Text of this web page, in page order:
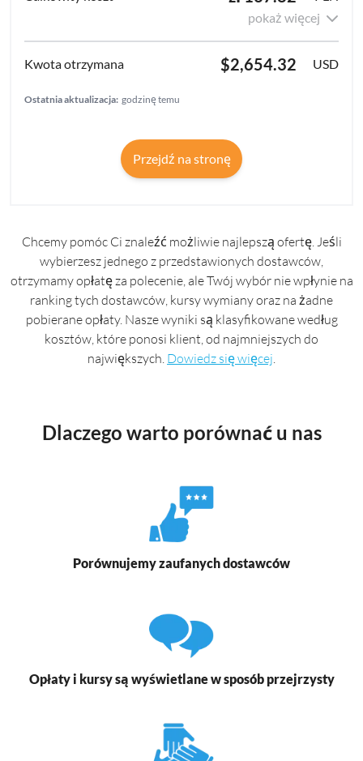
pokaż więcej
$2,654.32 USD
Ostatnia aktualizacja: godzinę temu
Przejdź na stronę
Chcemy pomóc Ci znaleźć możliwie najlepszą ofertę. Jeśli
wybierzesz jednego z przedstawionych dostawców,
otrzymamy opłatę za polecenie, ale Twój wybór nie wpłynie na
ranking tych dostawców, kursy wymiany oraz na żadne
pobierane opłaty. Nasze wyniki są klasyfikowane według
kosztów, które ponosi klient, od najmniejszych do
największych. Dowiedz się więcej.
Dlaczego warto porównać u nas
Porównujemy zaufanych dostawców
Opłaty i kursy są wyświetlane w sposób przejrzysty